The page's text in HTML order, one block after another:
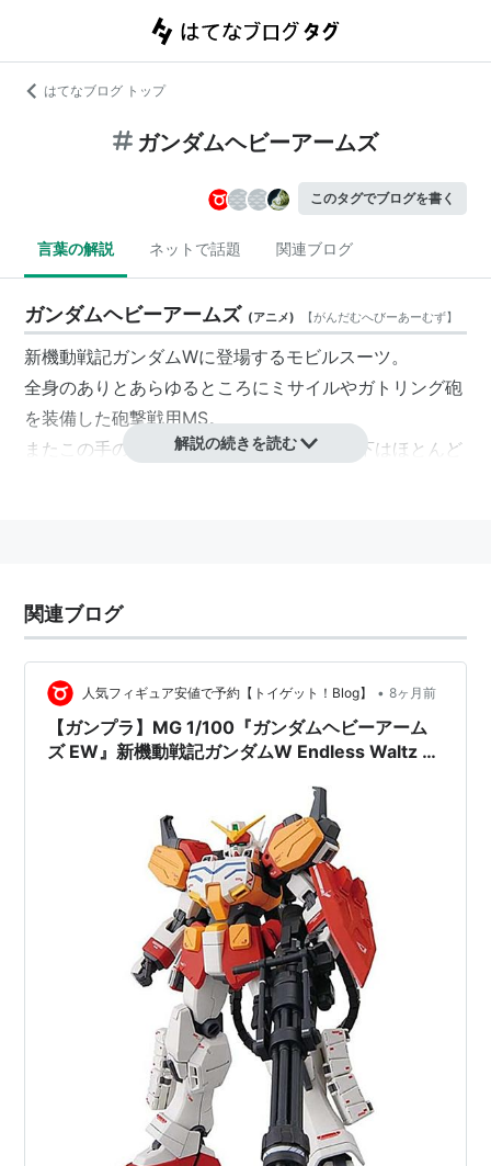
はてなブログ トップ
ガンダムヘビーアームズ
このタグでブログを書く
言葉の解説 ネットで話題 関連ブログ
ガンダムヘビーアームズ (アニメ) 【がんだむへびーあーむず】
新機動戦記ガンダムWに登場するモビルスーツ。
全身のありとあらゆるところにミサイルやガトリング砲
を装備した砲撃戦用MS。
またこの手のメカにありがちな機動力の低下はほとんど
*1:ちなみに、本来のトロワ・バートンはすでに殺されて
いて、サーカスの道化を表向きの仮の姿としているある
少年がその名を拝借している。
解説の続きを読む
関連ブログ
人気フィギュア安値で予約【トイゲット！Blog】 • 8ヶ月前
【ガンプラ】MG 1/100『ガンダムヘビーアーム
ズ EW』新機動戦記ガンダムW Endless Waltz プ